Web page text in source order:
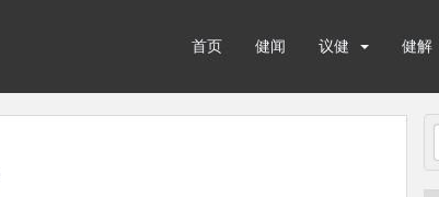
首页 健闻 议健 健解